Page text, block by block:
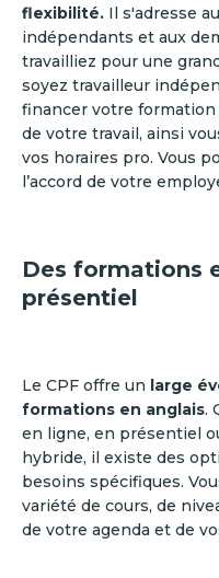
flexibilité. Il s'adresse
indépendants et aux
travailliez pour une
soyez travailleur
financer votre
de votre travail, ainsi
vos horaires pro. Vous
l’accord de votre
Des formations
présentiel
Le CPF offre un large
formations en anglais.
en ligne, en présentiel
hybride, il existe des
besoins spécifiques.
variété de cours, de
de votre agenda et de